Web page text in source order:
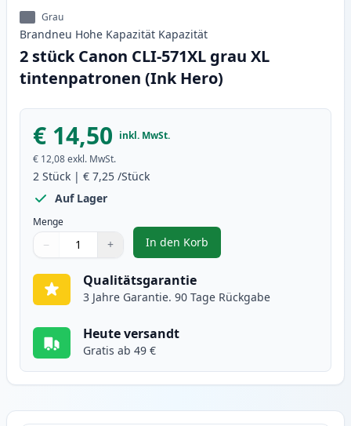
Grau
Brandneu Hohe Kapazität Kapazität
2 stück Canon CLI-571XL grau XL
tintenpatronen (Ink Hero)
€ 14,50 inkl. MwSt.
€ 12,08exkl. MwSt.
2 Stück | € 7,25 /Stück
Auf Lager
Menge
Verwenden Sie die Tasten, um anzupassen
− +
1
In den Korb
, 2 stück Canon CLI-571XL grau
Qualitätsgarantie
3 Jahre Garantie. 90 Tage Rückgabe
Heute versandt
Gratis ab 49 €